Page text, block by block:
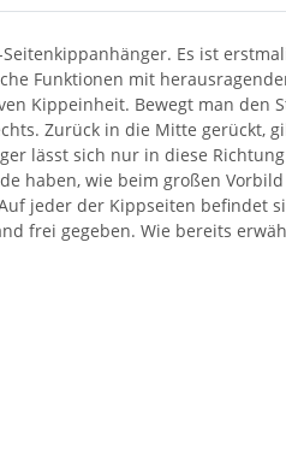
Es ist
Funktionen mit
Kippeinheit. Bewegt man den
Zurück in die Mitte gerückt,
lässt sich nur in diese
haben, wie beim großen
jeder der Kippseiten befindet
frei gegeben. Wie bereits